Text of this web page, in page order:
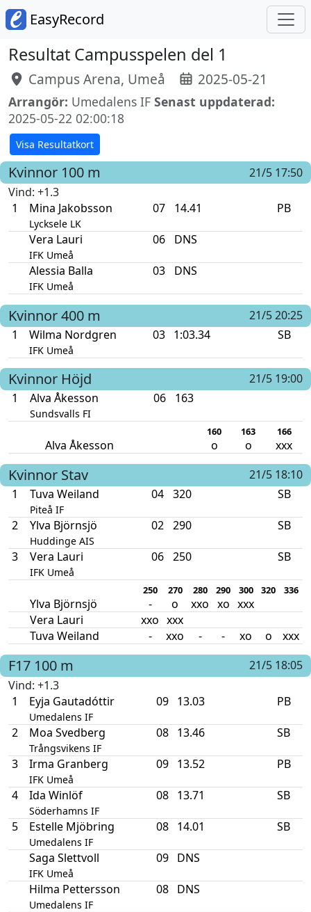
EasyRecord
Resultat Campusspelen del 1
Campus Arena, Umeå 2025-05-21
Arrangör: Umedalens IF Senast uppdaterad:
2025-05-22 02:00:18
Visa Resultatkort
Kvinnor 100 m
21/5 17:50
Vind: +1.3
1
Mina Jakobsson
Lycksele LK
07 14.41 PB
Vera Lauri
IFK Umeå
06 DNS
Alessia Balla
IFK Umeå
03 DNS
Kvinnor400 m
21/5 20:25
1
Wilma Nordgren
IFK Umeå
03 1:03.34 SB
Kvinnor Höjd
21/5 19:00
1
Alva Åkesson
Sundsvalls FI
06 163
160 163 166
Alva Åkesson o o xxx
Kvinnor Stav
21/5 18:10
1
Tuva Weiland
Piteå IF
04 320 SB
2 Ylva Björnsjö
Huddinge AIS
02 290 SB
3 Vera Lauri
IFK Umeå
06 250 SB
250 270 280 290 300 320 336
Ylva Björnsjö - o xxo xo xxx
Vera Lauri
xxo xxx
Tuva Weiland
- xxo - - xo o xxx
F17 100 m
21/5 18:05
Vind: +1.3
1
Eyja Gautadóttir
Umedalens IF
09 13.03 PB
2 Moa Svedberg
Trångsvikens IF
08 13.46 SB
3 Irma Granberg
IFK Umeå
09 13.52 PB
4 Ida Winlöf
Söderhamns IF
08 13.71 SB
5 Estelle Mjöbring
Umedalens IF
08 14.01 SB
Saga Slettvoll
IFK Umeå
09 DNS
Hilma Pettersson
Umedalens IF
08 DNS